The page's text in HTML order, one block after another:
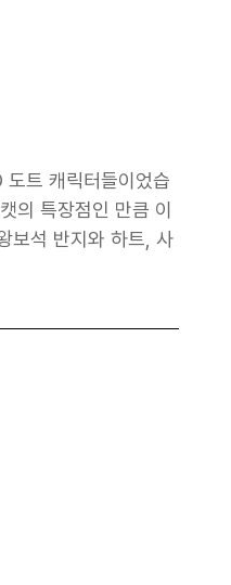
트 캐릭터들이었습
의 특장점인 만큼 이
보석 반지와 하트, 사